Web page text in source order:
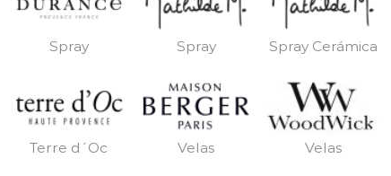
Spray Spray Spray Cerámica
Terre d´Oc Velas Velas